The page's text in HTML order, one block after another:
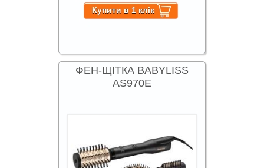
ФЕН-ЩІТКА BABYLІSS
AS970E